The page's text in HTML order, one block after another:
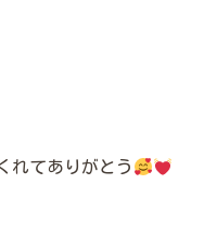
れてありがとう